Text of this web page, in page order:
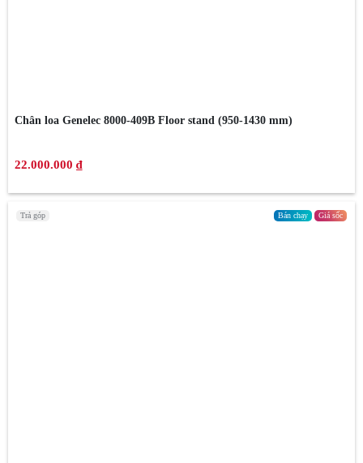
Chân loa Genelec 8000-409B Floor stand (950-1430 mm)
22.000.000 ₫
Bán chạy Giá sốc
Trả góp